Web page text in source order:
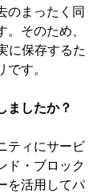
のまったく同
。そのため、
に保存するた
す。
ましたか？
ティにサービ
ド・ブロック
を活用してパ